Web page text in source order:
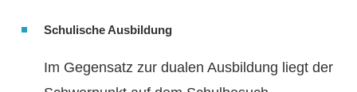
Schulische Ausbildung
Im Gegensatz zur dualen Ausbildung liegt der